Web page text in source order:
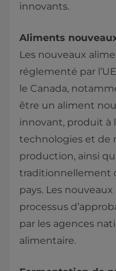
innovants.
Aliments
Les nouveaux
réglementé par
le Canada,
être un aliment
innovant, produit à
technologies et de
production, ainsi
traditionnellement
pays. Les
processus
par les agences
alimentaire.